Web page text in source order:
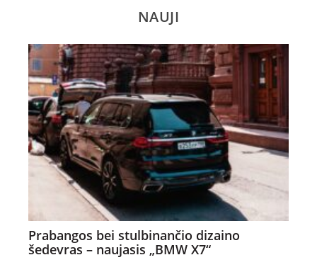
NAUJI
Prabangos bei stulbinančio dizaino
šedevras – naujasis „BMW X7“